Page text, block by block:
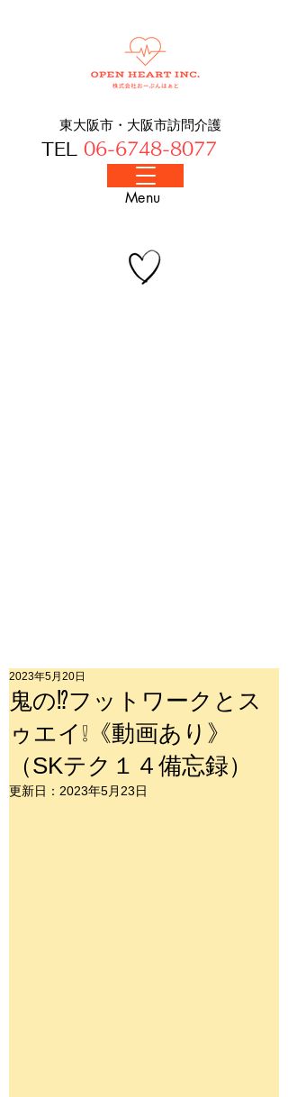
東大阪市・大阪​市訪問介護
TEL 06-6748-8077
​Menu
鬼の⁉フットワークとス
ゥエイ❕《動画あり》
（SKテク１４備忘録）
2023年5月20日
更新日： 2023年5月23日